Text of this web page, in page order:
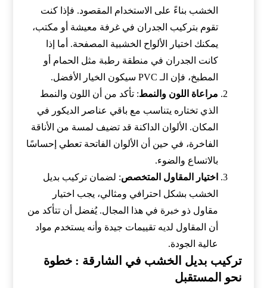
الخشب بناءً على الاستخدام المقصود. فإذا كنت
تقوم بتركيب الجدران في غرفة معيشة أو مكتب،
يمكنك اختيار الألواح الخشبية المصفحة. أما إذا
كانت الجدران في منطقة رطبة مثل الحمام أو
المطبخ، فإن الـ PVC سيكون الخيار الأفضل.
مراعاة اللون والنمط: تأكد من أن اللون والنمط
الذي تختاره يتناسب مع باقي عناصر الديكور في
المكان. الألوان الداكنة قد تضيف لمسة من الأناقة
الفاخرة، في حين أن الألوان الفاتحة تعطي إحساسًا
بالاتساع والضوء.
اختيار المقاول المتخصص: لضمان تركيب بديل
الخشب بشكل احترافي ومثالي، يجب اختيار
مقاول ذو خبرة في هذا المجال. يُفضل أن تتأكد من
أن المقاول لديه تقييمات جيدة وأنه يستخدم مواد
عالية الجودة.
تركيب بديل الخشب في الشارقة : خطوة
نحو المستقبل